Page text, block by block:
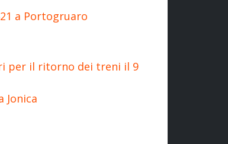
a Portogruaro
per il ritorno dei treni il 9
Jonica